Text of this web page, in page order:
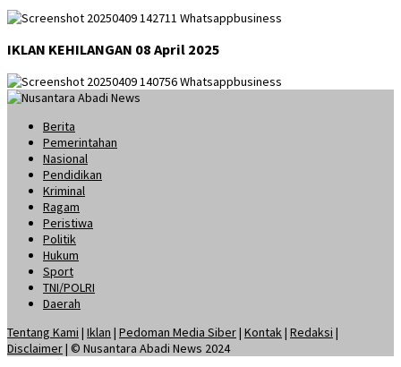
IKLAN KEHILANGAN 08 April 2025
Berita
Pemerintahan
Nasional
Pendidikan
Kriminal
Ragam
Peristiwa
Politik
Hukum
Sport
TNI/POLRI
Daerah
Tentang Kami | Iklan | Pedoman Media Siber| Kontak | Redaksi |
Disclaimer| © Nusantara Abadi News 2024